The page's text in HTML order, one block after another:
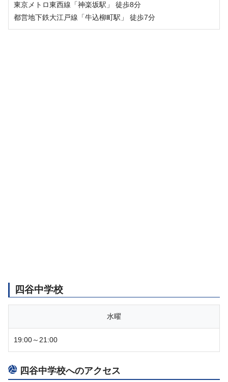
東京メトロ東西線「神楽坂駅」 徒歩8分
都営地下鉄大江戸線「牛込柳町駅」 徒歩7分
四谷中学校
水曜
19:00～21:00
四谷中学校へのアクセス